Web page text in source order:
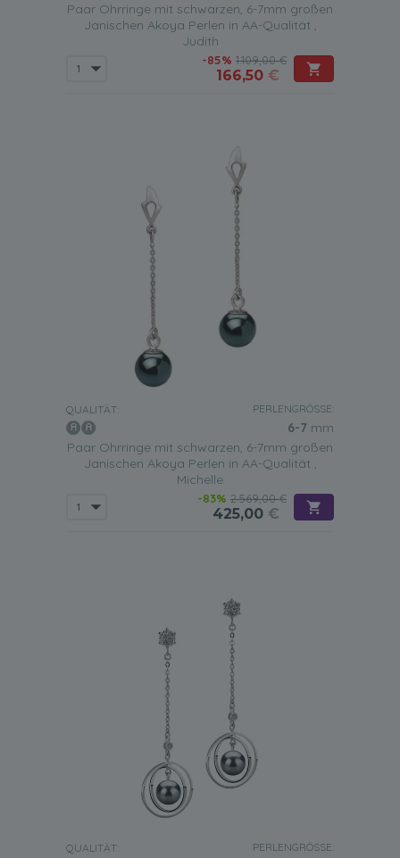
Paar Ohrringe mit schwarzen, 6-7mm großen
Janischen Akoya Perlen in AA-Qualität ,
Judith
-85% 1.109,00 €
166,50 €
QUALITÄT: PERLENGRÖSSE:
6-7 mm
Paar Ohrringe mit schwarzen, 6-7mm großen
Janischen Akoya Perlen in AA-Qualität ,
Michelle
-83% 2.569,00 €
425,00 €
QUALITÄT: PERLENGRÖSSE: